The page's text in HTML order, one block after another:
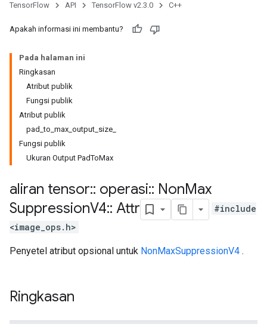
TensorFlow API TensorFlow v2.3.0 C++
Apakah informasi ini membantu?
Pada halaman ini
Ringkasan
Atribut publik
Fungsi publik
Atribut publik
pad_to_max_output_size_
Fungsi publik
Ukuran Output PadToMax
aliran tensor:: operasi:: NonMax
SuppressionV4:: Attr
#include
<image_ops.h>
Penyetel atribut opsional untuk NonMaxSuppressionV4 .
Ringkasan